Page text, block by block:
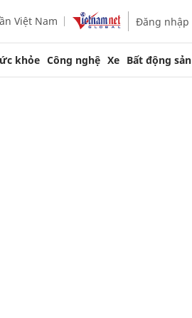
Việt Nam Đăng nhập
khỏe Công nghệ Xe Bất động sản